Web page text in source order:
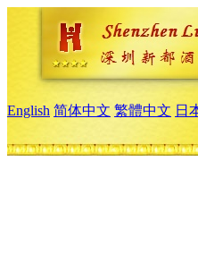
English 简体中文 繁體中文 日